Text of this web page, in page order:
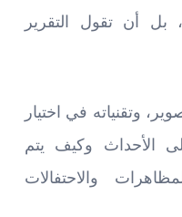
أن تقول التقرير
وتقنياته في اختيار
الأحداث وكيف يتم
والاحتفالات